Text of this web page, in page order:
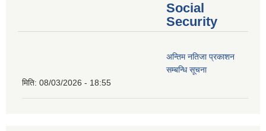
Social
Security
अन्तिम नतिजा प्रकाशन
सम्बन्धि सूचना
मिति: 08/03/2026 - 18:55